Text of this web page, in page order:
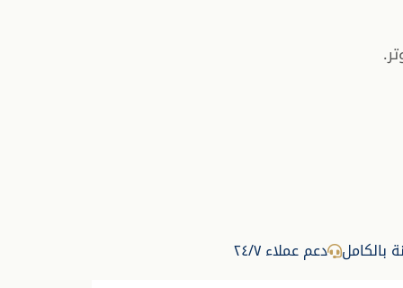
بالكامل دعم عملاء ٢٤/٧